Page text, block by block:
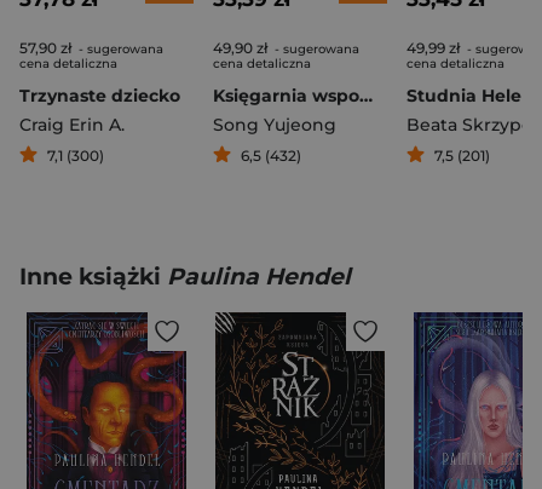
57,90 zł - sugerowana
cena detaliczna
Trzynaste dziecko
Craig Erin A.
7,1 (300)
49,90 zł - sugerowana
cena detaliczna
Księgarnia wspomnień
Song Yujeong
6,5 (432)
49,99 zł -
cena detaliczna
Studnia Heleny
Beata
7,5 (201)
Inne książki Paulina Hendel